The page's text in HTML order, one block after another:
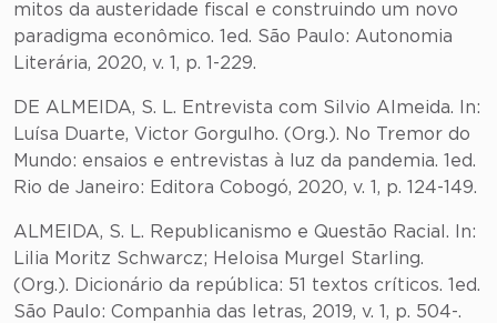
mitos da austeridade fiscal e construindo um novo
paradigma econômico. 1ed. São Paulo: Autonomia
Literária, 2020, v. 1, p. 1-229.
DE ALMEIDA, S. L. Entrevista com Silvio Almeida. In:
Luísa Duarte, Victor Gorgulho. (Org.). No Tremor do
Mundo: ensaios e entrevistas à luz da pandemia. 1ed.
Rio de Janeiro: Editora Cobogó, 2020, v. 1, p. 124-149.
ALMEIDA, S. L. Republicanismo e Questão Racial. In:
Lilia Moritz Schwarcz; Heloisa Murgel Starling.
(Org.). Dicionário da república: 51 textos críticos. 1ed.
São Paulo: Companhia das letras, 2019, v. 1, p. 504-.